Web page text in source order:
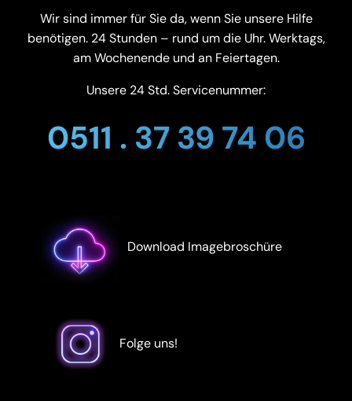
Wir sind immer für Sie da, wenn Sie unsere Hilfe
benötigen. 24 Stunden – rund um die Uhr. Werktags,
am Wochenende und an Feiertagen.
Unsere 24 Std. Servicenummer:
0511 . 37 39 74 06
Download Imagebroschüre
Folge uns!